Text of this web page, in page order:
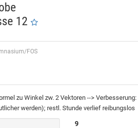
12
FOS
zu Winkel zw. 2 Vektoren -->
werden); restl. Stunde verlief reibungslos
9